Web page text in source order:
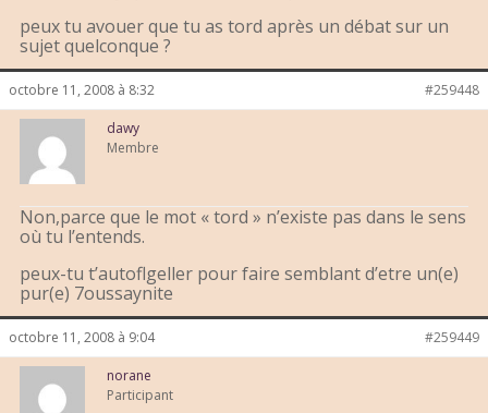
peux tu avouer que tu as tord après un débat sur un
sujet quelconque ?
octobre 11, 2008 à 8:32 #259448
dawy
Membre
Non,parce que le mot « tord » n’existe pas dans le sens
où tu l’entends.
peux-tu t’autoflgeller pour faire semblant d’etre un(e)
pur(e) 7oussaynite
octobre 11, 2008 à 9:04 #259449
norane
Participant